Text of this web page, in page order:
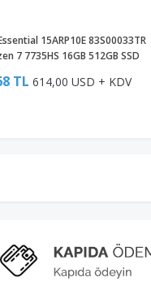
15ARP10E 83S00033TR
7 7735HS 16GB 512GB SSD
TL 614,00 USD + KDV